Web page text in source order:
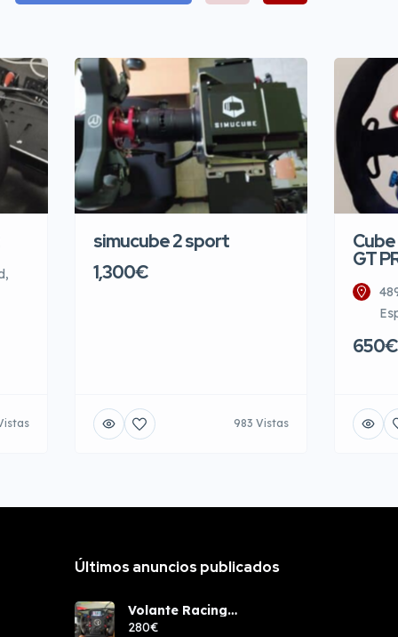
simucube 2 sport
1,300€
983 Vistas
GT
650€
Últimos anuncios publicados
Volante Racing
components rcw sport
280€